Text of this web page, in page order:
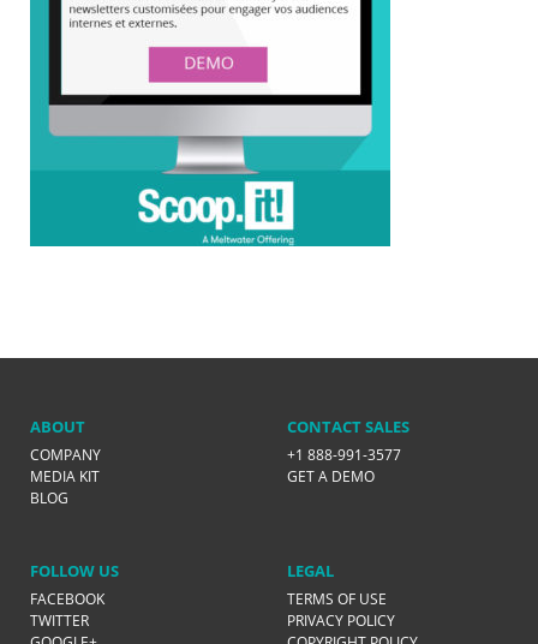
ABOUT
COMPANY
MEDIA KIT
BLOG
CONTACT SALES
+1 888-991-3577
GET A DEMO
FOLLOW US
FACEBOOK
TWITTER
LEGAL
TERMS OF USE
PRIVACY POLICY